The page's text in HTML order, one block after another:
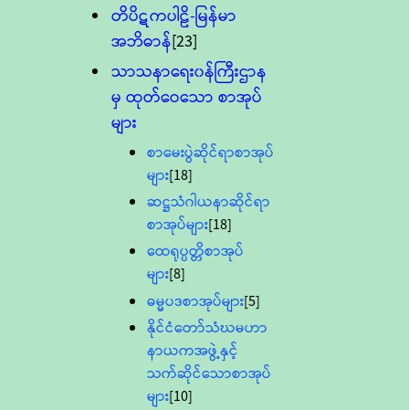
တိပိဋကပါဠိ-မြန်မာ
အဘိဓာန်[23]
သာသနာရေး၀န်ကြီးဌာန
မှ ထုတ်ဝေသော စာအုပ်
များ
စာမေးပွဲဆိုင်ရာစာအုပ်
များ[18]
ဆဋ္ဌသံဂါယနာဆိုင်ရာ
စာအုပ်များ[18]
ထေရုပ္ပတ္တိစာအုပ်
များ[8]
ဓမ္မပဒစာအုပ်များ[5]
နိုင်ငံတော်သံဃမဟာ
နာယကအဖွဲ့နှင့်
သက်ဆိုင်သောစာအုပ်
များ[10]